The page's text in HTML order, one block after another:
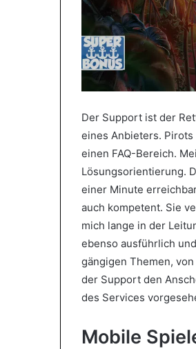
Der Support ist der
eines Anbieters.
einen FAQ-Bereich.
Lösungsorientierung.
einer Minute
auch kompetent. Sie
mich lange in der
ebenso ausführlich
gängigen Themen,
der Support den
des Services
Mobile